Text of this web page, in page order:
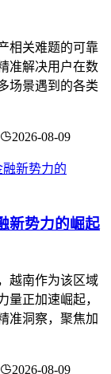
相关难题的可靠
准解决用户在数
场景遇到的各类
2026-08-09
新势力的崛起
越南作为该区域
量正加速崛起，
准洞察，聚焦加
2026-08-09